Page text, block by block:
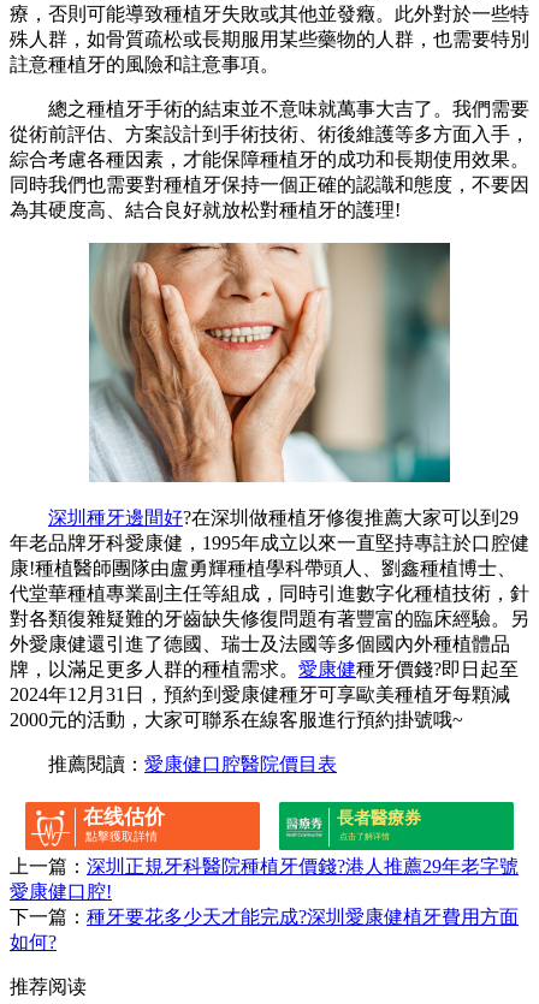
療，否則可能導致種植牙失敗或其他並發癥。此外對於一些特
殊人群，如骨質疏松或長期服用某些藥物的人群，也需要特別
註意種植牙的風險和註意事項。
總之種植牙手術的結束並不意味就萬事大吉了。我們需要
從術前評估、方案設計到手術技術、術後維護等多方面入手，
綜合考慮各種因素，才能保障種植牙的成功和長期使用效果。
同時我們也需要對種植牙保持一個正確的認識和態度，不要因
為其硬度高、結合良好就放松對種植牙的護理!
深圳種牙邊間好?在深圳做種植牙修復推薦大家可以到29
年老品牌牙科愛康健，1995年成立以來一直堅持專註於口腔健
康!種植醫師團隊由盧勇輝種植學科帶頭人、劉鑫種植博士、
代堂華種植專業副主任等組成，同時引進數字化種植技術，針
對各類復雜疑難的牙齒缺失修復問題有著豐富的臨床經驗。另
外愛康健還引進了德國、瑞士及法國等多個國內外種植體品
牌，以滿足更多人群的種植需求。 愛康健種牙價錢?即日起至
2024年12月31日，預約到愛康健種牙可享歐美種植牙每顆減
2000元的活動，大家可聯系在線客服進行預約掛號哦~
推薦閱讀： 愛康健口腔醫院價目表
在线估价
點擊獲取詳情
長者醫療券
点击了解详情
上一篇： 深圳正規牙科醫院種植牙價錢?港人推薦29年老字號
愛康健口腔!
下一篇： 種牙要花多少天才能完成?深圳愛康健植牙費用方面
如何?
推荐阅读